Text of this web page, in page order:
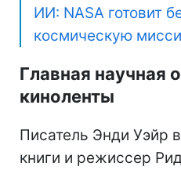
ИИ: NASA готовит
космическую
Главная научная
киноленты
Писатель Энди Уэйр
книги и режиссер